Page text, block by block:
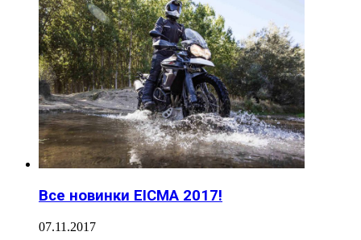
Все новинки EICMA 2017!
07.11.2017